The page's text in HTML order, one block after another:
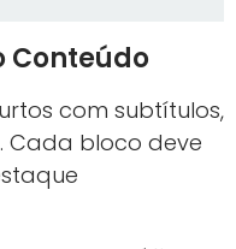
Conteúdo
com subtítulos,
Cada bloco deve